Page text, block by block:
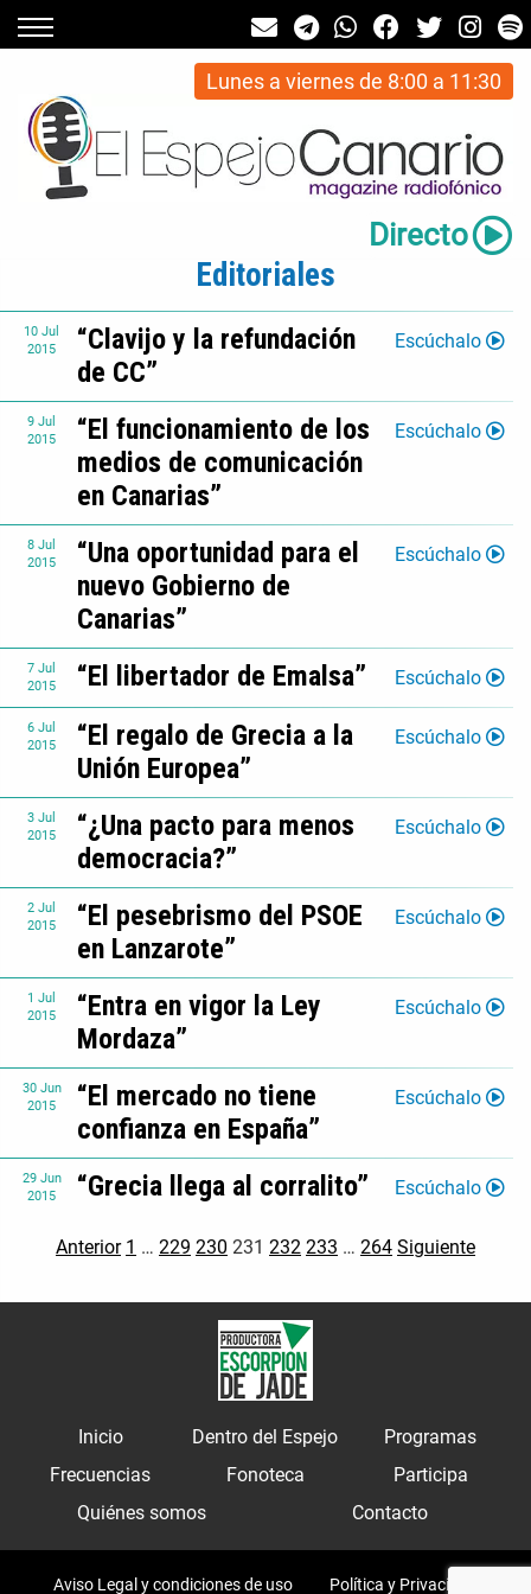
Lunes a viernes de 8:00 a 11:30
Directo
Editoriales
10 Jul
2015
“Clavijo y la refundación
de CC”
Escúchalo
9 Jul
2015
“El funcionamiento de los
medios de comunicación
en Canarias”
Escúchalo
8 Jul
2015
“Una oportunidad para el
nuevo Gobierno de
Canarias”
Escúchalo
7 Jul
2015
“El libertador de Emalsa” Escúchalo
6 Jul
2015
“El regalo de Grecia a la
Unión Europea”
Escúchalo
3 Jul
2015
“¿Una pacto para menos
democracia?”
Escúchalo
2 Jul
2015
“El pesebrismo del PSOE
en Lanzarote”
Escúchalo
1 Jul
2015
“Entra en vigor la Ley
Mordaza”
Escúchalo
30 Jun
2015
“El mercado no tiene
confianza en España”
Escúchalo
29 Jun
2015
“Grecia llega al corralito” Escúchalo
Anterior 1 … 229 230 231 232 233 … 264 Siguiente
Inicio Dentro del Espejo
Programas
Frecuencias
Fonoteca
Participa
Quiénes somos
Contacto
Aviso Legal y condiciones de uso Política y Privacidad